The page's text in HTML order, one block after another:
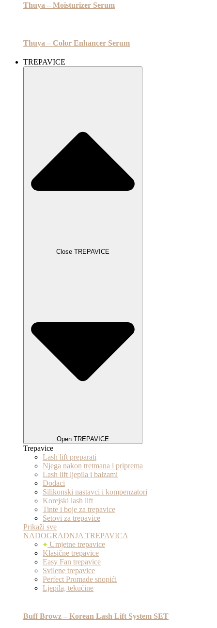
Thuya – Moisturizer Serum
Thuya – Color Enhancer Serum
TREPAVICE
Close TREPAVICE
Open TREPAVICE
Trepavice
Lash lift preparati
Njega nakon tretmana i priprema
Lash lift ljepila i balzami
Dodaci
Silikonski nastavci i kompenzatori
Korejski lash lift
Tinte i boje za trepavice
Setovi za trepavice
Prikaži sve
NADOGRADNJA TREPAVICA
Umjetne trepavice
Klasične trepavice
Easy Fan trepavice
Svilene trepavice
Perfect Promade snopići
Ljepila, tekućine
Buff Browz – Korean Lash Lift System SET